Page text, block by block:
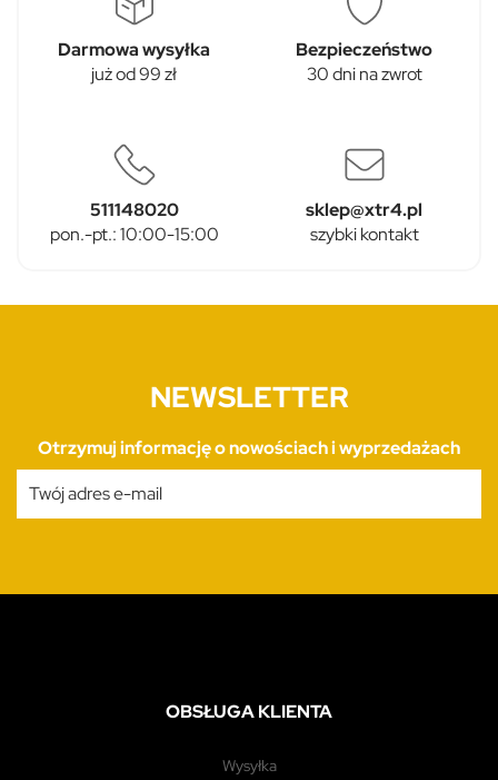
Darmowa wysyłka
już od 99 zł
Bezpieczeństwo
30 dni na zwrot
511148020
pon.-pt.: 10:00-15:00
sklep@xtr4.pl
szybki kontakt
NEWSLETTER
Otrzymuj informację o nowościach i wyprzedażach
OBSŁUGA KLIENTA
wysyłka